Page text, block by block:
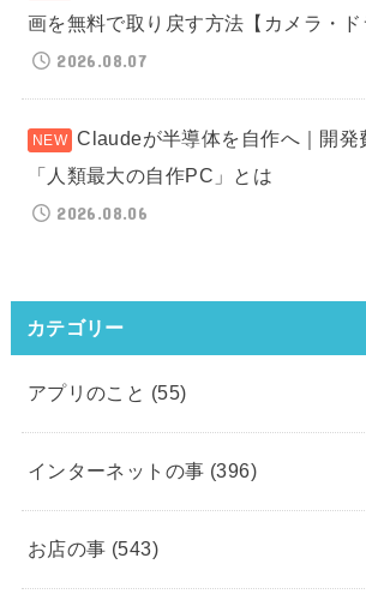
画を無料で取り戻す方法【カメラ・ド
2026.08.07
Claudeが半導体を自作へ｜開発
「人類最大の自作PC」とは
2026.08.06
カテゴリー
アプリのこと (55)
インターネットの事 (396)
お店の事 (543)